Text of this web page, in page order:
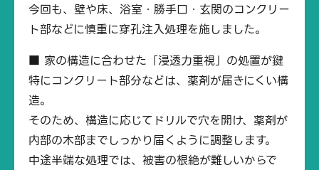
今回も、壁や床、浴室・勝手口・玄関のコンクリー
ト部などに慎重に穿孔注入処理を施しました。
■ 家の構造に合わせた「浸透力重視」の処置が鍵
特にコンクリート部分などは、薬剤が届きにくい構
造。
そのため、構造に応じてドリルで穴を開け、薬剤が
内部の木部までしっかり届くように調整します。
中途半端な処理では、被害の根絶が難しいからで